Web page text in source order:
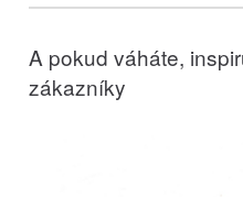
A pokud váháte,
zákazníky